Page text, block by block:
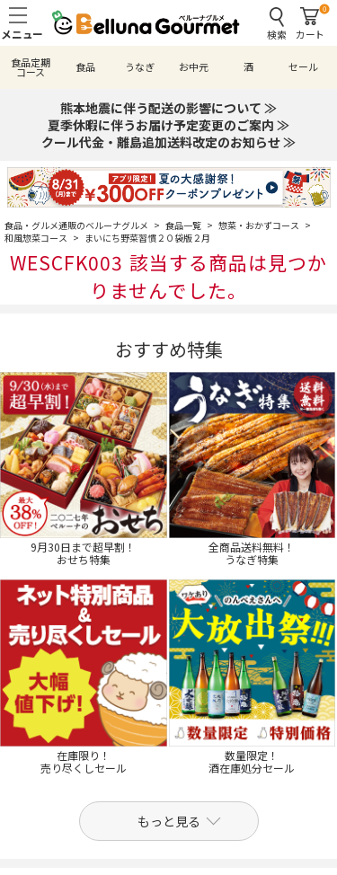
検索
0
カート
食品定期
コース 食品 うなぎ お中元 酒 セール
熊本地震に伴う配送の影響について ≫
夏季休暇に伴うお届け予定変更のご案内 ≫
クール代金・離島追加送料改定のお知らせ ≫
食品・グルメ通販のベルーナグルメ > 食品一覧 > 惣菜・おかずコース >
和風惣菜コース > まいにち野菜習慣２０袋版２月
WESCFK003 該当する商品は見つか
りませんでした。
おすすめ特集
9月30日まで超早割！
おせち特集
全商品送料無料！
うなぎ特集
在庫限り！
売り尽くしセール
数量限定！
酒在庫処分セール
もっと見る